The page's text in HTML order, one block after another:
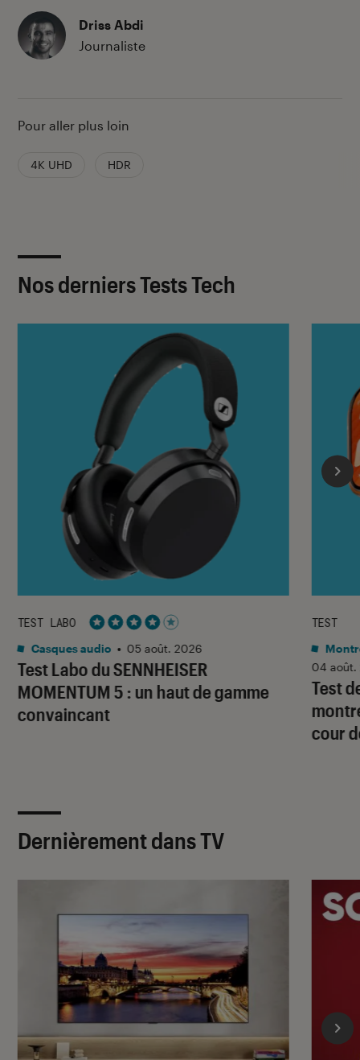
Driss Abdi
Journaliste
Pour aller plus loin
4K UHD HDR
Nos derniers Tests Tech
Test Labo du SENNHEISER
MOMENTUM 5 : un haut de gamme
convaincant
TEST LABO
Noté 4 étoiles sur 5
Casques audio • 05 août. 2026
Test
cour
TEST
04 août.
Dernièrement dans TV